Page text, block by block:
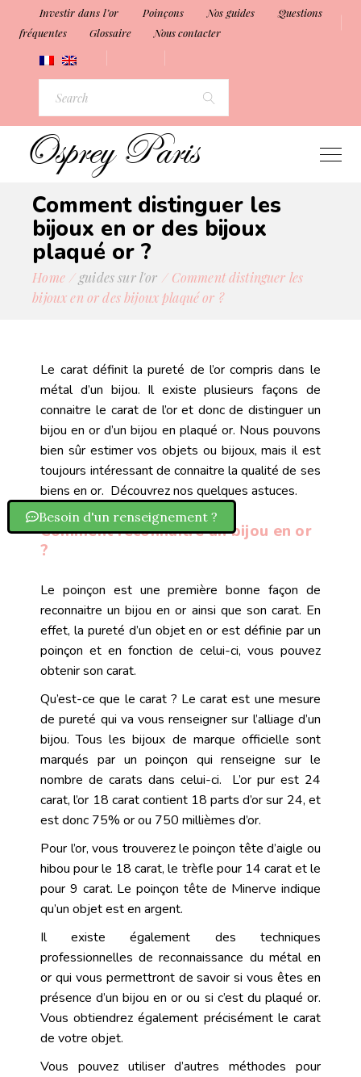
Investir dans l’or Poinçons Nos guides
Questions
fréquentes
Glossaire Nous contacter
Comment distinguer les
bijoux en or des bijoux
plaqué or ?
Home guides sur l'or
Comment distinguer les
bijoux en or des bijoux plaqué or ?
Le carat définit la pureté de l’or compris dans le
métal d’un bijou. Il existe plusieurs façons de
connaitre le carat de l’or et donc de distinguer un
bijou en or d’un bijou en plaqué or. Nous pouvons
bien sûr estimer vos objets ou bijoux, mais il est
toujours intéressant de connaitre la qualité de ses
biens en or. Découvrez nos quelques astuces.
Comment reconnaitre un bijou en or
?
Le poinçon est une première bonne façon de
reconnaitre un bijou en or ainsi que son carat. En
effet, la pureté d’un objet en or est définie par un
poinçon et en fonction de celui-ci, vous pouvez
obtenir son carat.
Qu’est-ce que le carat ? Le carat est une mesure
de pureté qui va vous renseigner sur l’alliage d’un
bijou. Tous les bijoux de marque officielle sont
marqués par un poinçon qui renseigne sur le
nombre de carats dans celui-ci. L’or pur est 24
carat, l’or 18 carat contient 18 parts d’or sur 24, et
est donc 75% or ou 750 millièmes d’or.
Pour l’or, vous trouverez le poinçon tête d’aigle ou
hibou pour le 18 carat, le trèfle pour 14 carat et le
pour 9 carat. Le poinçon tête de Minerve indique
qu’un objet est en argent.
Il existe également des techniques
professionnelles de reconnaissance du métal en
or qui vous permettront de savoir si vous êtes en
présence d’un bijou en or ou si c’est du plaqué or.
Vous obtiendrez également précisément le carat
de votre objet.
Vous pouvez utiliser d’autres méthodes pour
Besoin d'un renseignement ?